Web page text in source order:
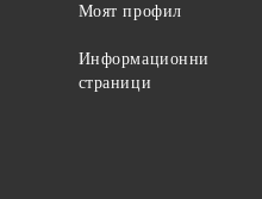
Моят профил
Информационни
страници